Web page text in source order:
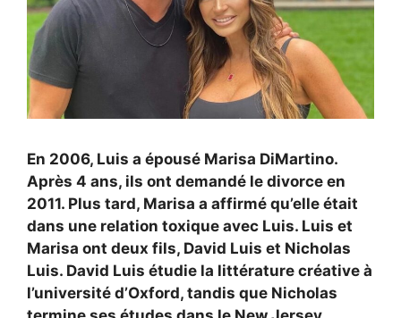
En 2006, Luis a épousé Marisa DiMartino.
Après 4 ans, ils ont demandé le divorce en
2011. Plus tard, Marisa a affirmé qu’elle était
dans une relation toxique avec Luis. Luis et
Marisa ont deux fils, David Luis et Nicholas
Luis. David Luis étudie la littérature créative à
l’université d’Oxford, tandis que Nicholas